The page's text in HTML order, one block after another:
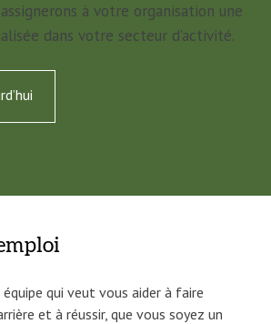
à votre organisation une
dans votre secteur d’activité.
qui veut vous aider à faire
et à réussir, que vous soyez un